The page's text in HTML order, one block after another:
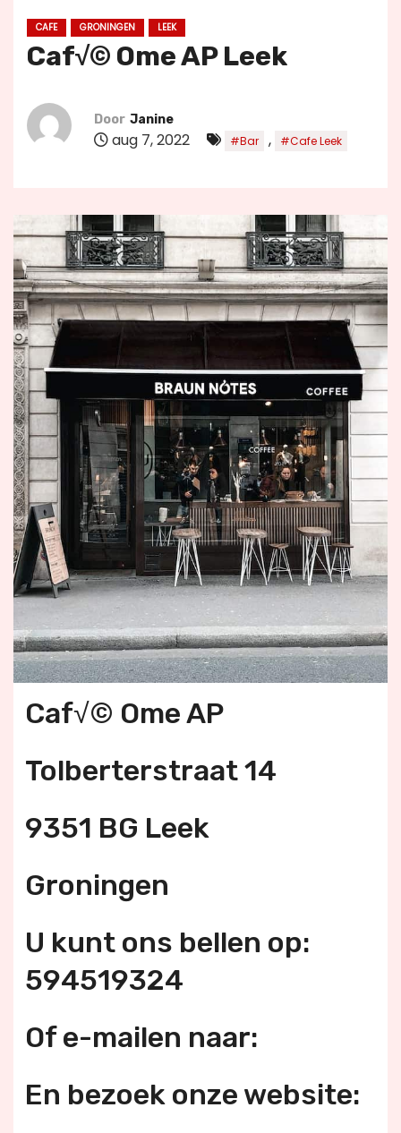
CAFE GRONINGEN LEEK
Caf√© Ome AP Leek
Door Janine
aug 7, 2022 #Bar , #Cafe Leek
Caf√© Ome AP
Tolberterstraat 14
9351 BG Leek
Groningen
U kunt ons bellen op:
594519324
Of e-mailen naar:
En bezoek onze website: